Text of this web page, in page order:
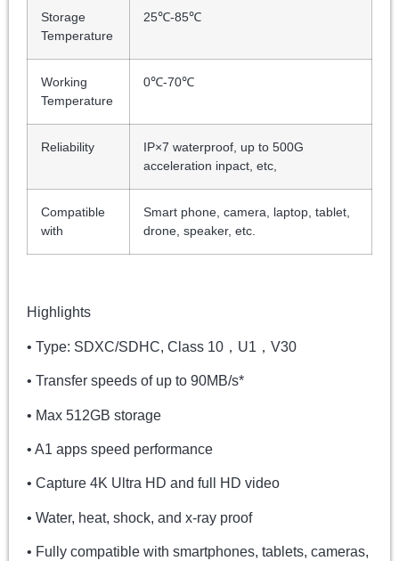
Storage
Temperature
25℃-85℃
Working
Temperature
0℃-70℃
Reliability
IP×7 waterproof, up to 500G
acceleration inpact, etc,
Compatible
with
Smart phone, camera, laptop, tablet,
drone, speaker, etc.
Highlights
• Type: SDXC/SDHC, Class 10，U1，V30
• Transfer speeds of up to 90MB/s*
• Max 512GB storage
• A1 apps speed performance
• Capture 4K Ultra HD and full HD video
• Water, heat, shock, and x-ray proof
• Fully compatible with smartphones, tablets, cameras,